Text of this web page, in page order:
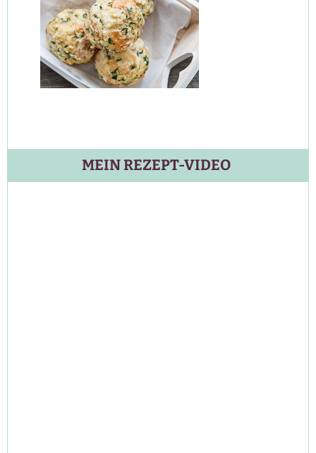
MEIN REZEPT-VIDEO